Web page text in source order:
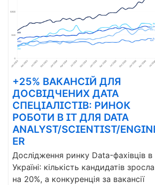
+25% ВАКАНСІЙ ДЛЯ
ДОСВІДЧЕНИХ ДАТА
СПЕЦІАЛІСТІВ: РИНОК
РОБОТИ В ІТ ДЛЯ DATA
ANALYST/SCIENTIST/
ER
Дослідження ринку Data-фахівців в
Україні: кількість кандидатів зросла
на 20%, а конкуренція за вакансії